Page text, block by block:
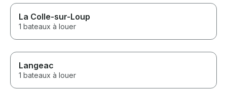
La Colle-sur-Loup
1 bateaux à louer
Langeac
1 bateaux à louer